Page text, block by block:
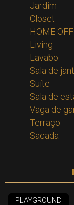
Jardim
Closet
HOME
Living
Lavabo
Sala de
Suíte
Sala de
Vaga de
Terraço
Sacada
PLAYGROUND